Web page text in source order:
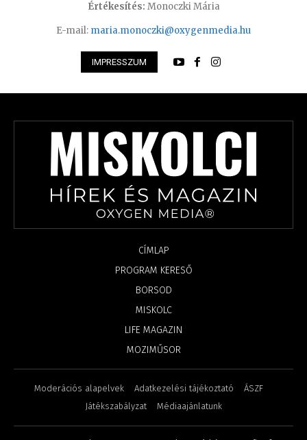
Értékesítés: Monoczki Mária
E-mail: maria.monoczki@oxygenmedia.hu
IMPRESSZUM
CÍMLAP
PROGRAM KERESŐ
BORSOD
MISKOLC
LIFE MAGAZIN
MOZIMŰSOR
Moderációs alapelvek Adatkezelési tájékoztató
ÁSZF
Játékszabályzat
Médiaajánlatunk